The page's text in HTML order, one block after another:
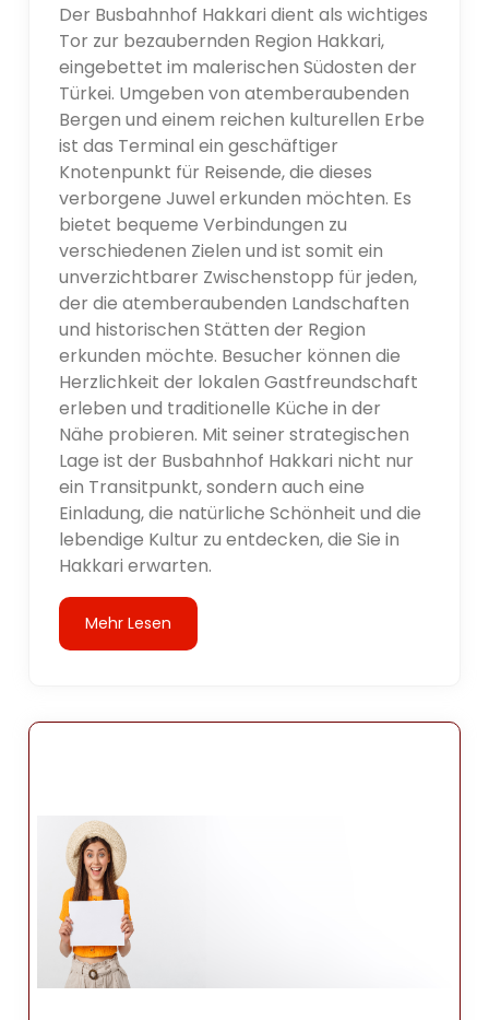
Der Busbahnhof Hakkari dient als wichtiges
Tor zur bezaubernden Region Hakkari,
eingebettet im malerischen Südosten der
Türkei. Umgeben von atemberaubenden
Bergen und einem reichen kulturellen Erbe
ist das Terminal ein geschäftiger
Knotenpunkt für Reisende, die dieses
verborgene Juwel erkunden möchten. Es
bietet bequeme Verbindungen zu
verschiedenen Zielen und ist somit ein
unverzichtbarer Zwischenstopp für jeden,
der die atemberaubenden Landschaften
und historischen Stätten der Region
erkunden möchte. Besucher können die
Herzlichkeit der lokalen Gastfreundschaft
erleben und traditionelle Küche in der
Nähe probieren. Mit seiner strategischen
Lage ist der Busbahnhof Hakkari nicht nur
ein Transitpunkt, sondern auch eine
Einladung, die natürliche Schönheit und die
lebendige Kultur zu entdecken, die Sie in
Hakkari erwarten.
Mehr Lesen